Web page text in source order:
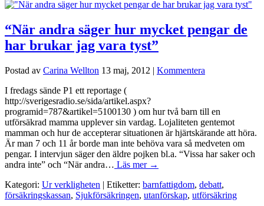
“När andra säger hur mycket pengar de
har brukar jag vara tyst”
Postad av Carina Wellton 13 maj, 2012 | Kommentera
I fredags sände P1 ett reportage (
http://sverigesradio.se/sida/artikel.aspx?
programid=787&artikel=5100130 ) om hur två barn till en
utförsäkrad mamma upplever sin vardag. Lojaliteten gentemot
mamman och hur de accepterar situationen är hjärtskärande att höra.
Är man 7 och 11 år borde man inte behöva vara så medveten om
pengar. I intervjun säger den äldre pojken bl.a. “Vissa har saker och
andra inte” och “När andra… Läs mer →
Kategori: Ur verkligheten | Etiketter: barnfattigdom, debatt,
försäkringskassan, Sjukförsäkringen, utanförskap, utförsäkring